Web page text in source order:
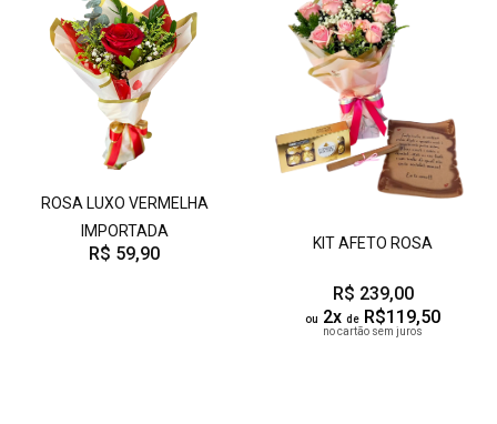
ROSA LUXO VERMELHA
IMPORTADA
R$ 59,90 KIT AFETO ROSA
R$ 239,00
ou 2x de R$119,50
no cartão sem juros